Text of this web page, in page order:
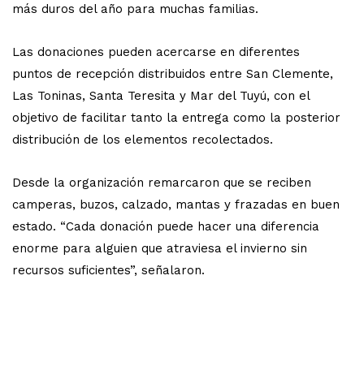
más duros del año para muchas familias.
Las donaciones pueden acercarse en diferentes
puntos de recepción distribuidos entre San Clemente,
Las Toninas, Santa Teresita y Mar del Tuyú, con el
objetivo de facilitar tanto la entrega como la posterior
distribución de los elementos recolectados.
Desde la organización remarcaron que se reciben
camperas, buzos, calzado, mantas y frazadas en buen
estado. “Cada donación puede hacer una diferencia
enorme para alguien que atraviesa el invierno sin
recursos suficientes”, señalaron.